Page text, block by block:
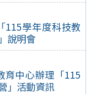
115學年度科技教
說明會
育中心辦理「115
」活動資訊